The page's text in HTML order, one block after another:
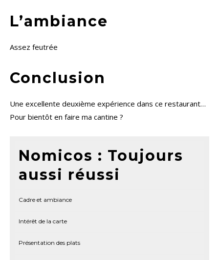
L’ambiance
Assez feutrée
Conclusion
Une excellente deuxième expérience dans ce restaurant…
Pour bientôt en faire ma cantine ?
Nomicos : Toujours
aussi réussi
Cadre et ambiance
Intérêt de la carte
Présentation des plats